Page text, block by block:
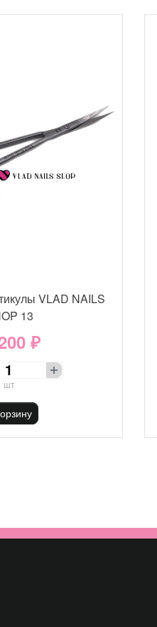
VLAD NAILS
13
₽
шт